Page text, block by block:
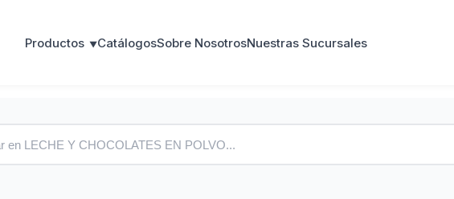
Productos CatálogosSobre NosotrosNuestras Sucursales